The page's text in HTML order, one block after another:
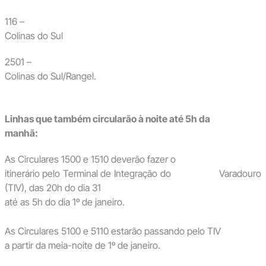
116 –
Colinas do Sul
2501 –
Colinas do Sul/Rangel.
Linhas que também circularão à noite até 5h da
manhã:
As Circulares 1500 e 1510 deverão fazer o
itinerário pelo Terminal de Integração do Varadouro
(TIV), das 20h do dia 31
até as 5h do dia 1º de janeiro.
As Circulares 5100 e 5110 estarão passando pelo TIV
a partir da meia-noite de 1º de janeiro.